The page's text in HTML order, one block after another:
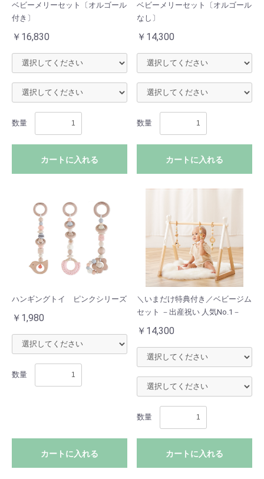
ベビーメリーセット〔オルゴール
付き〕
￥16,830
数量
カートに入れる
ベビーメリーセット〔オルゴール
なし〕
￥14,300
数量
カートに入れる
ハンギングトイ ピンクシリーズ
￥1,980
数量
カートに入れる
＼いまだけ特典付き／ベビージム
セット －出産祝い 人気No.1－
￥14,300
数量
カートに入れる
お買い物を続ける
カートへ進む